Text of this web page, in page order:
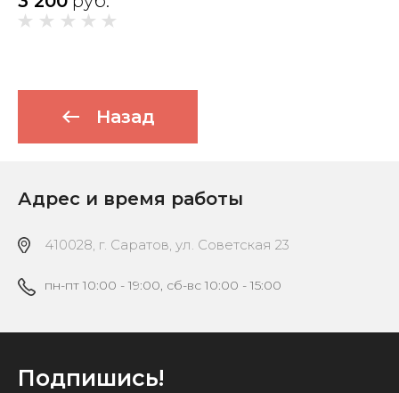
Назад
Адрес и время работы
410028, г. Саратов, ул. Советская 23
пн-пт 10:00 - 19:00, сб-вс 10:00 - 15:00
Подпишись!